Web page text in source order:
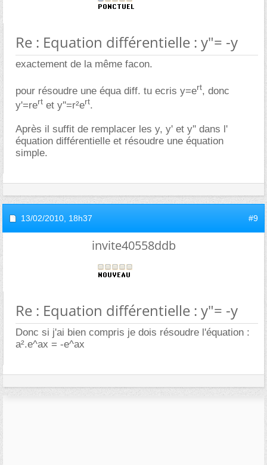
Re : Equation différentielle : y"= -y
exactement de la même facon.
pour résoudre une équa diff. tu ecris y=ert, donc
y'=rert et y''=r²ert.
Après il suffit de remplacer les y, y' et y'' dans l'
équation différentielle et résoudre une équation
simple.
13/02/2010, 18h37 #9
invite40558ddb
Re : Equation différentielle : y"= -y
Donc si j'ai bien compris je dois résoudre l'équation :
a².e^ax = -e^ax